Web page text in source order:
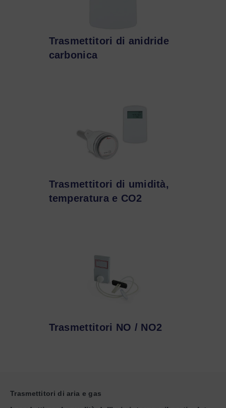
Trasmettitori di anidride
carbonica
Trasmettitori di umidità,
temperatura e CO2
Trasmettitori NO / NO2
Trasmettitori di aria e gas